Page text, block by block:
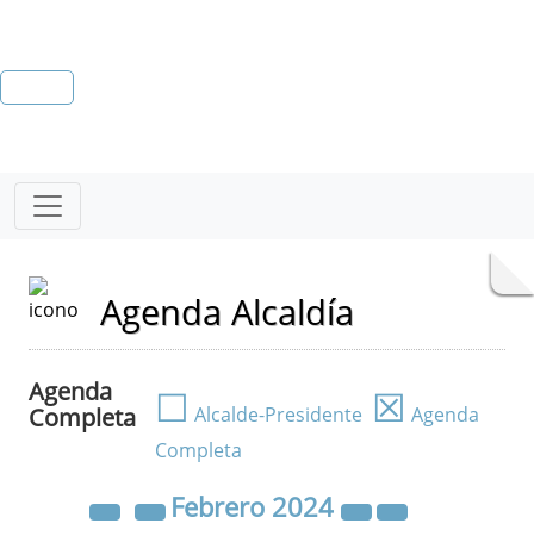
Agenda Alcaldía
Agenda
Completa
☐ Alcalde-Presidente ☒ Agenda
Completa
Febrero 2024